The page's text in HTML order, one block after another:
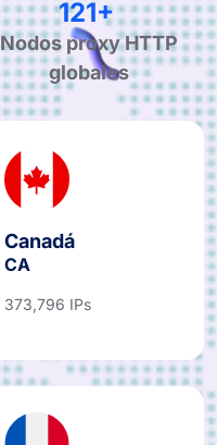
190+
Nodos proxy HTTP
globales
Canadá
CA
373,796 IPs